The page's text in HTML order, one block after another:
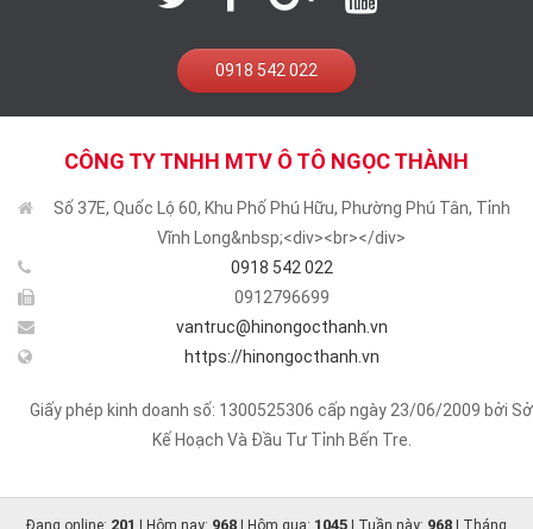
0918 542 022
CÔNG TY TNHH MTV Ô TÔ NGỌC THÀNH
Số 37E, Quốc Lộ 60, Khu Phố Phú Hữu, Phường Phú Tân, Tỉnh
Vĩnh Long&nbsp;<div><br></div>
0918 542 022
0912796699
vantruc@hinongocthanh.vn
https://hinongocthanh.vn
Giấy phép kinh doanh số: 1300525306 cấp ngày 23/06/2009 bởi Sở
Kế Hoạch Và Đầu Tư Tỉnh Bến Tre.
201 968 1045 968